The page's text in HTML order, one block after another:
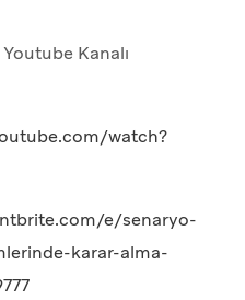
Kanalı
watch?
e/senaryo-
karar-alma-